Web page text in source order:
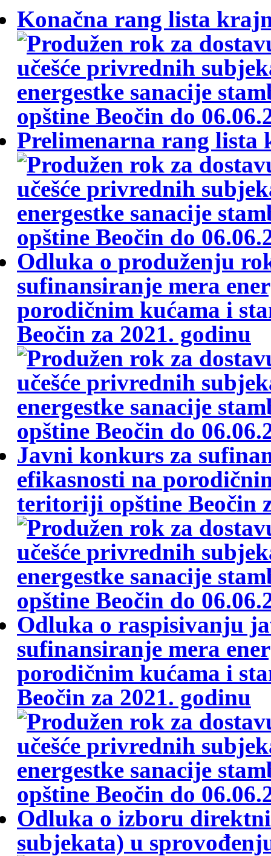
Konačna rang lista
Prelimenarna rang
Odluka o produženju
sufinansiranje mera
porodičnim kućama i
Beočin za 2021. godinu
Javni konkurs za
efikasnosti na
teritoriji opštine Beočin
Odluka o raspisivanju
sufinansiranje mera
porodičnim kućama i
Beočin za 2021. godinu
Odluka o izboru
subjekata) u